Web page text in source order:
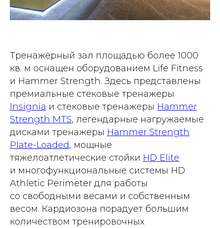
Тренажерный зал площадью более 1000
кв. м оснащен оборудованием Life Fitness
и Hammer Strength. Здесь представлены
премиальные стековые тренажеры
Insignia и стековые тренажеры Hammer
Strength MTS, легендарные нагружаемые
дисками тренажеры Hammer Strength
Plate-Loaded, мощные
тяжелоатлетические стойки HD Elite
и многофункциональные системы HD
Athletic Perimeter для работы
со свободными весами и собственным
весом. Кардиозона порадует большим
количеством тренировочных